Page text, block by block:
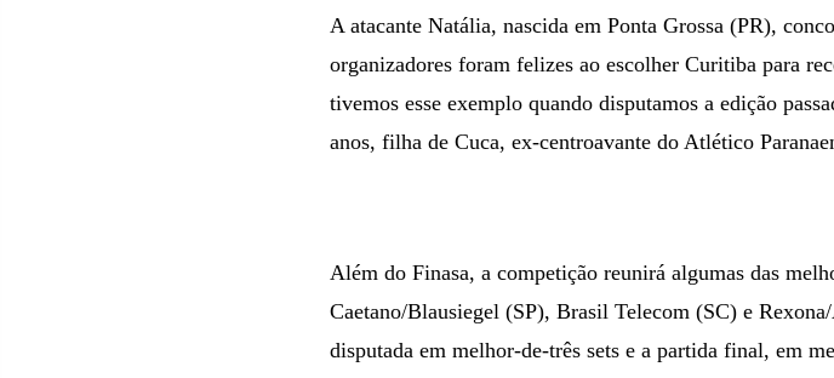
A atacante Natália, nascida em Ponta Grossa (PR),
organizadores foram felizes ao escolher Curitiba para
tivemos esse exemplo quando disputamos a edição
anos, filha de Cuca, ex-centroavante do Atlético
Além do Finasa, a competição reunirá algumas das
Caetano/Blausiegel (SP), Brasil Telecom (SC) e
disputada em melhor-de-três sets e a partida final, em